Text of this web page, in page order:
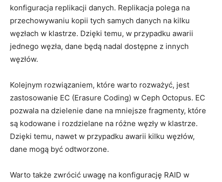
‍konfiguracja replikacji danych. Replikacja polega na
przechowywaniu kopii tych samych danych na kilku
węzłach w klastrze. Dzięki temu, w przypadku awarii
jednego węzła, ⁤dane będą nadal dostępne ‌z innych
węzłów.
Kolejnym rozwiązaniem, które warto rozważyć, jest
zastosowanie EC (Erasure Coding) w Ceph Octopus. EC
pozwala na ‍dzielenie dane ‍na mniejsze fragmenty, które
są⁤ kodowane​ i rozdzielane na ​różne węzły w klastrze.
Dzięki temu, nawet w przypadku awarii kilku węzłów,
dane mogą być odtworzone.
Warto także zwrócić uwagę⁢ na konfigurację RAID w